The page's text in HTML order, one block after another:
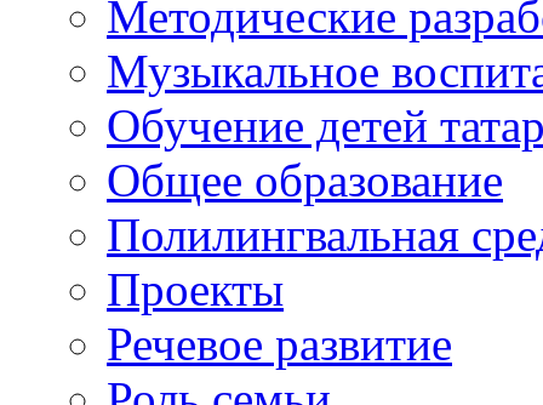
Методические
Музыкальное
Обучение детей
Общее образование
Полилингвальная
Проекты
Речевое развитие